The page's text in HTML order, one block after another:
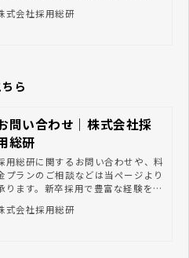
うこと」など学生の本音が分かる内
式会社採用総研
ら
問い合わせ｜株式会社採
総研
用総研に関するお問い合わせや、料
プランのご相談などは当ページより
ります。新卒採用で豊富な経験を持
ーまで総合的にサポート。貴社に合
式会社採用総研